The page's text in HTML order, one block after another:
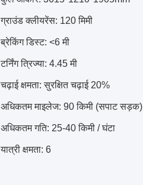
ग्राउंड क्लीयरेंस: 120 मिमी
ब्रेकिंग डिस्ट: <6 मी
टर्निंग त्रिज्या: 4.45 मी
चढ़ाई क्षमता: सुरक्षित चढ़ाई 20%
अधिकतम माइलेज: 90 किमी (सपाट सड़क)
अधिकतम गति: 25-40 किमी / घंटा
यात्री क्षमता: 6